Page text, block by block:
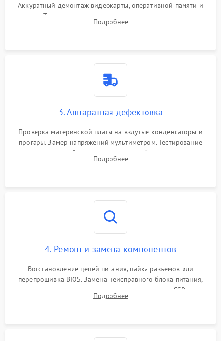
Аккуратный демонтаж видеокарты, оперативной памяти и
кулеров. Тщательная очистка корпуса и радиаторов от пыли
с помощью сжатого воздуха для предотвращения
Подробнее
3. Аппаратная дефектовка
Проверка материнской платы на вздутые конденсаторы и
прогары. Замер напряжений мультиметром. Тестирование
оперативной памяти и накопителей с помощью
диагностического ПО для выявления сбойных секторов и
Подробнее
4. Ремонт и замена компонентов
Восстановление цепей питания, пайка разъемов или
перепрошивка BIOS. Замена неисправного блока питания,
видеокарты, процессора или установка нового SSD для
восстановления и повышения скорости работы системы.
Подробнее